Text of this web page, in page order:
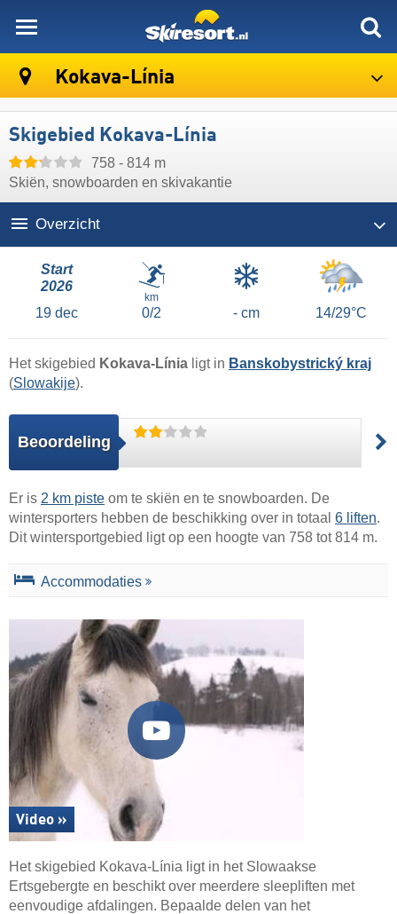
Kokava-Línia
Skigebied Kokava-Línia
758 - 814 m
Skiën, snowboarden en skivakantie
Overzicht
Start
2026
19 dec
km
0/2 - cm 14/29°C
Het skigebied Kokava-Línia ligt in Banskobystrický kraj
(Slowakije).
Beoordeling
Er is 2 km piste om te skiën en te snowboarden. De
wintersporters hebben de beschikking over in totaal 6 liften.
Dit wintersportgebied ligt op een hoogte van 758 tot 814 m.
Accommodaties
Video »
Het skigebied Kokava-Línia ligt in het Slowaakse
Ertsgebergte en beschikt over meerdere sleepliften met
eenvoudige afdalingen. Bepaalde delen van het